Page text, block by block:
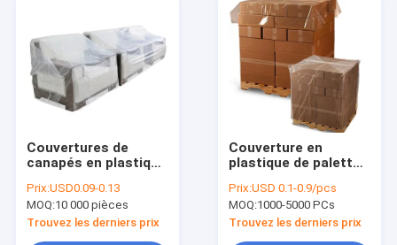
Couvertures de
canapés en plastique
canapés
Prix:USD0.09-0.13
MOQ:10 000 pièces
Trouvez les derniers prix
Couverture en
plastique de palette
Clear avec Logo
Printing fait sur
commande
Prix:USD 0.1-0.9/pcs
MOQ:1000-5000 PCs
Trouvez les derniers prix